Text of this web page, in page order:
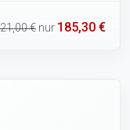
€ nur 185,30 €